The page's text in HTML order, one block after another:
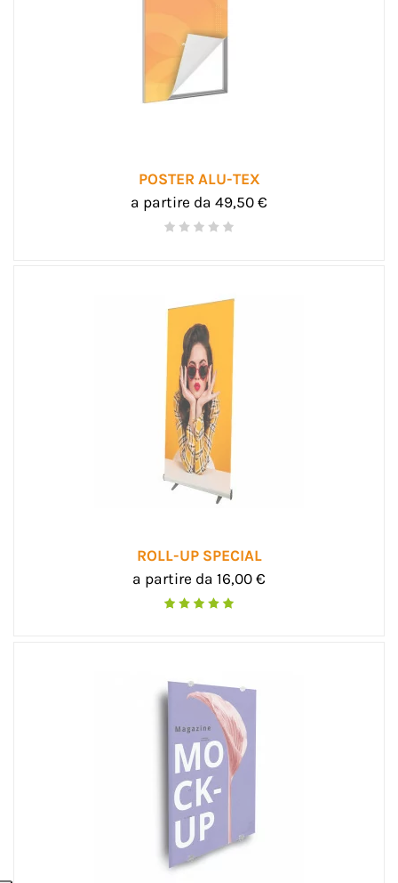
POSTER ALU-TEX
a partire da 49,50 €
ROLL-UP SPECIAL
a partire da 16,00 €